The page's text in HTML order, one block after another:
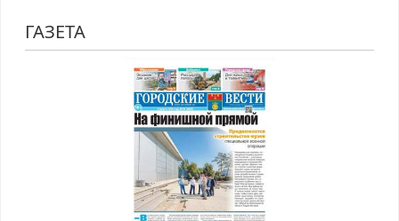
ГАЗЕТА